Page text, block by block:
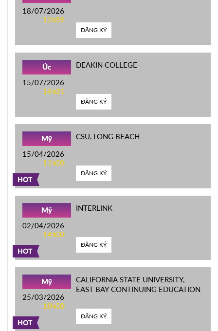
18/07/2026
13h59
ĐĂNG KÝ
Úc
15/07/2026
14h21
DEAKIN COLLEGE
ĐĂNG KÝ
HOT
Mỹ
15/04/2026
11h00
CSU, LONG BEACH
ĐĂNG KÝ
HOT
Mỹ
02/04/2026
14h00
INTERLINK
ĐĂNG KÝ
HOT
Mỹ
25/03/2026
10h00
CALIFORNIA STATE UNIVERSITY,
EAST BAY CONTINUING EDUCATION
ĐĂNG KÝ